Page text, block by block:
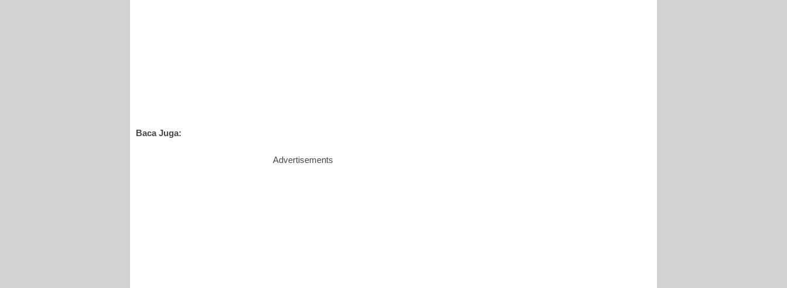
Baca Juga:
Advertisements